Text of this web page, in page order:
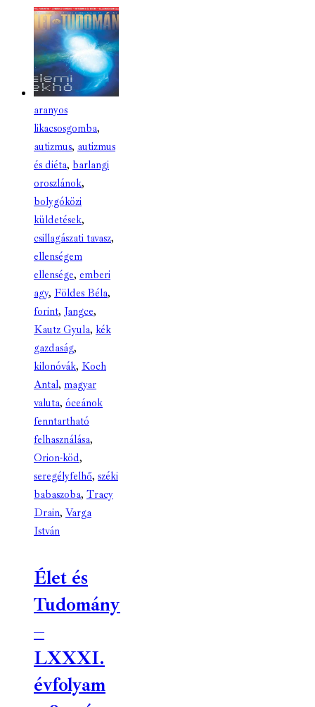
aranyos
likacsosgomba,
autizmus, autizmus
és diéta, barlangi
oroszlánok,
bolygóközi
küldetések,
csillagászati tavasz,
ellenségem
ellensége, emberi
agy, Földes Béla,
forint, Jangce,
Kautz Gyula, kék
gazdaság,
kilonóvák, Koch
Antal, magyar
valuta, óceánok
fenntartható
felhasználása,
Orion-köd,
seregélyfelhő, széki
babaszoba, Tracy
Drain, Varga
István
Élet és
Tudomány
–
LXXXI.
évfolyam